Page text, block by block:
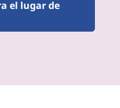
el lugar de